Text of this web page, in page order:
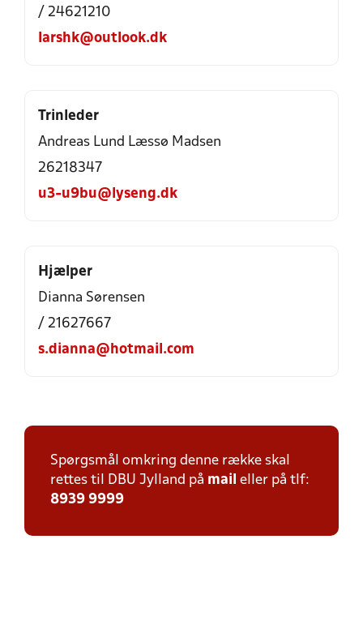
/ 24621210
larshk@outlook.dk
Trinleder
Andreas Lund Læssø Madsen
26218347
u3-u9bu@lyseng.dk
Hjælper
Dianna Sørensen
/ 21627667
s.dianna@hotmail.com
Spørgsmål omkring denne række skal
rettes til DBU Jylland på mail eller på tlf:
8939 9999